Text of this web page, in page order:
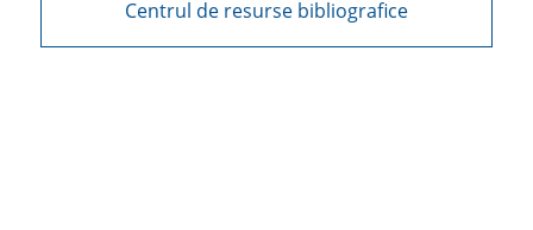
Centrul de resurse bibliografice